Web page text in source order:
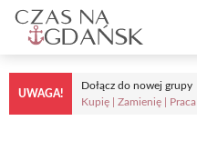
Przejdź
treści
UWAGA!
Dołącz do nowej grupy
Kupię | Zamienię | Praca